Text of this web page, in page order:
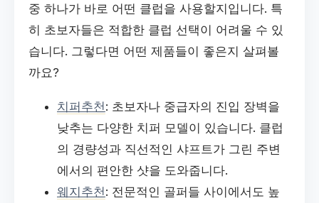
중 하나가 바로 어떤 클럽을 사용할지입니다. 특
히 초보자들은 적합한 클럽 선택이 어려울 수 있
습니다. 그렇다면 어떤 제품들이 좋은지 살펴볼
까요?
치퍼추천: 초보자나 중급자의 진입 장벽을
낮추는 다양한 치퍼 모델이 있습니다. 클럽
의 경량성과 직선적인 샤프트가 그린 주변
에서의 편안한 샷을 도와줍니다.
웨지추천: 전문적인 골퍼들 사이에서도 높